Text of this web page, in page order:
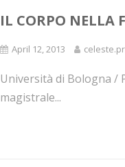
IL CORPO NELLA
April 12, 2013
Università di Bologna /
magistrale...